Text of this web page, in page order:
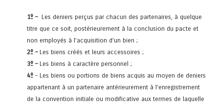
1º – Les deniers perçus par chacun des partenaires, à quelque
titre que ce soit, postérieurement à la conclusion du pacte et
non employés à l’acquisition d’un bien ;
2º – Les biens créés et leurs accessoires ;
3º –Les biens à caractère personnel ;
4º – Les biens ou portions de biens acquis au moyen de deniers
appartenant à un partenaire antérieurement à l’enregistrement
de la convention initiale ou modificative aux termes de laquelle